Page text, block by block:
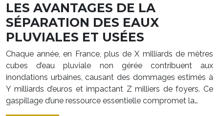
LES AVANTAGES DE LA
SÉPARATION DES EAUX
PLUVIALES ET USÉES
Chaque année, en France, plus de X milliards de mètres
cubes d’eau pluviale non gérée contribuent aux
inondations urbaines, causant des dommages estimés à
Y milliards d’euros et impactant Z milliers de foyers. Ce
gaspillage d’une ressource essentielle compromet la…